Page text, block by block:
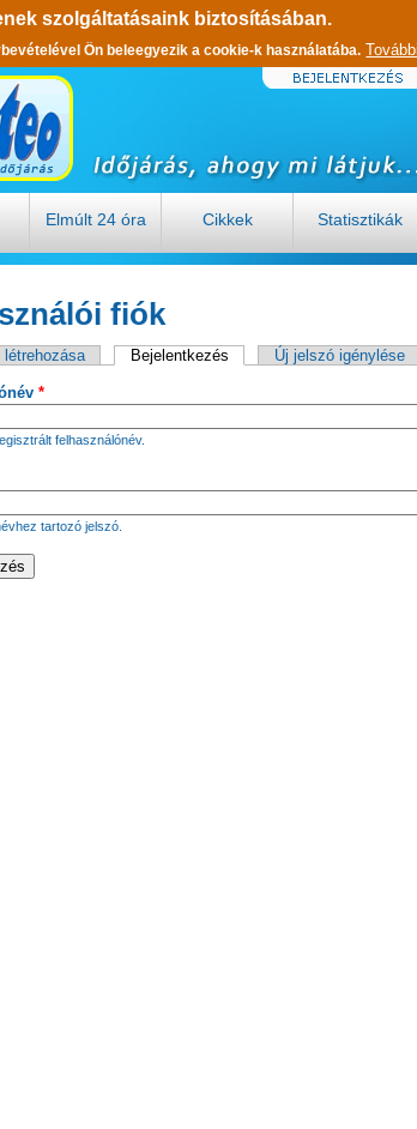
szolgáltatásaink biztosításában.
Ön beleegyezik a cookie-k használatába.
Elmúlt 24 óra Cikkek Statisztikák
fiók
létrehozása Bejelentkezés (aktív fül)Új jelszó igénylése
*
felhasználónév.
tartozó jelszó.